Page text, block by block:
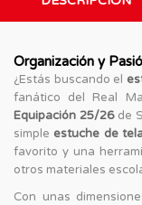
Organización y
¿Estás buscando el
fanático del Real
Equipación 25/26de
simple estuche de
favorito y una
otros materiales
Con unas